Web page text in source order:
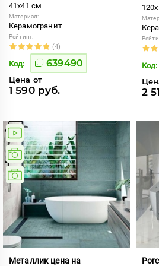
41x41 см
Материал:
Керамогранит
Рейтинг:
(4)
Код: 639490
Цена от
1 590 руб.
Код:
2
Металлик цена на